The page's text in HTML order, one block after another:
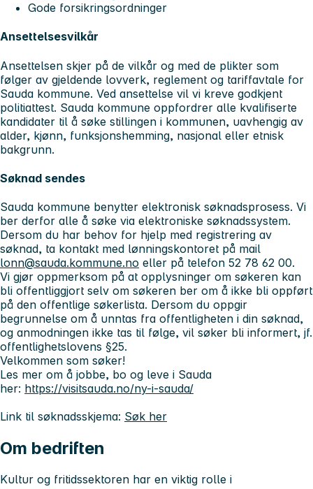
Gode forsikringsordninger
Ansettelsesvilkår
Ansettelsen skjer på de vilkår og med de plikter som
følger av gjeldende lovverk, reglement og tariffavtale for
Sauda kommune. Ved ansettelse vil vi kreve godkjent
politiattest. Sauda kommune oppfordrer alle kvalifiserte
kandidater til å søke stillingen i kommunen, uavhengig av
alder, kjønn, funksjonshemming, nasjonal eller etnisk
bakgrunn.
Søknad sendes
Sauda kommune benytter elektronisk søknadsprosess. Vi
ber derfor alle å søke via elektroniske søknadssystem.
Dersom du har behov for hjelp med registrering av
søknad, ta kontakt med lønningskontoret på mail
lonn@sauda.kommune.no eller på telefon 52 78 62 00.
Vi gjør oppmerksom på at opplysninger om søkeren kan
bli offentliggjort selv om søkeren ber om å ikke bli oppført
på den offentlige søkerlista. Dersom du oppgir
begrunnelse om å unntas fra offentligheten i din søknad,
og anmodningen ikke tas til følge, vil søker bli informert, jf.
offentlighetslovens §25.
Velkommen som søker!
Les mer om å jobbe, bo og leve i Sauda
her: https://visitsauda.no/ny-i-sauda/
Link til søknadsskjema: Søk her
Om bedriften
Kultur og fritidssektoren har en viktig rolle i